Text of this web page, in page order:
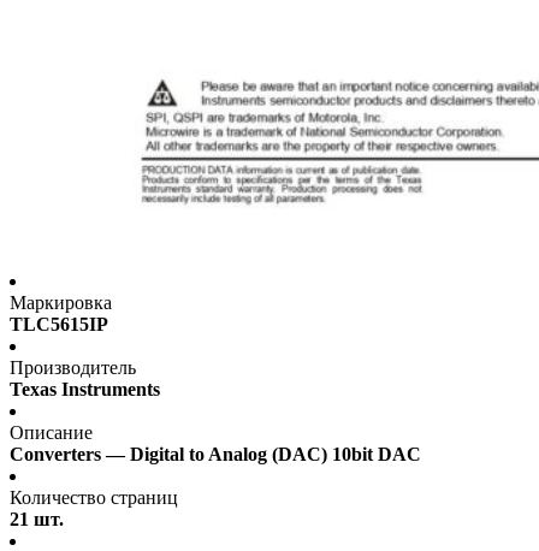
Маркировка
TLC5615IP
Производитель
Texas Instruments
Описание
Converters — Digital to Analog (DAC) 10bit DAC
Количество страниц
21 шт.